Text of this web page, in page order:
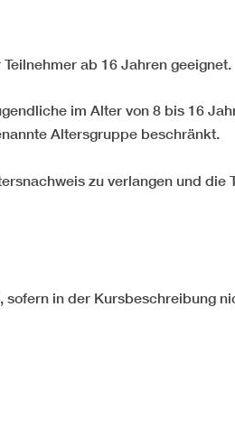
ab 16 Jahren geeignet.
im Alter von 8 bis 16
Altersgruppe beschränkt.
zu verlangen und die
sofern in der Kursbeschreibung